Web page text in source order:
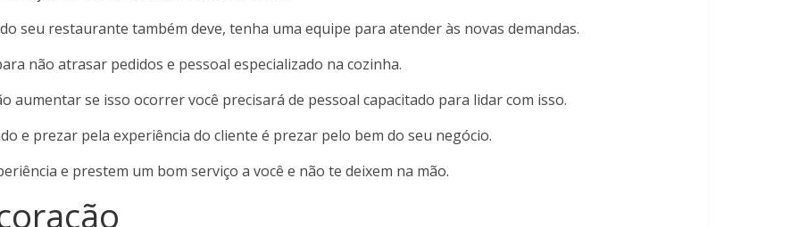
seu restaurante também deve, tenha uma equipe para atender às novas demandas.
não atrasar pedidos e pessoal especializado na cozinha.
aumentar se isso ocorrer você precisará de pessoal capacitado para lidar com isso.
e prezar pela experiência do cliente é prezar pelo bem do seu negócio.
e prestem um bom serviço a você e não te deixem na mão.